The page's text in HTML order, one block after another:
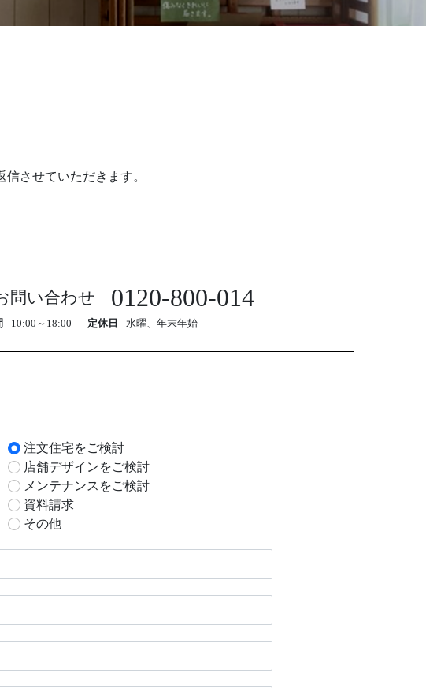
させていただきます。
注文住宅をご検討
店舗デザインをご検討
メンテナンスをご検討
資料請求
その他
問い合わせ 0120-800-014
10:00～18:00 定休日 水曜、年末年始